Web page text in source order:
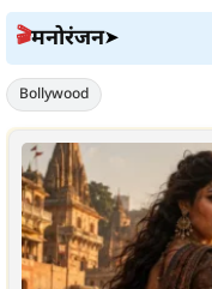
🎬मनोरंजन➤
Bollywood